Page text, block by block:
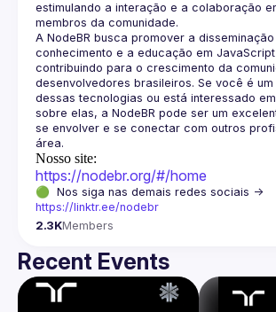
estimulando a interação e a colaboração
A NodeBR busca promover a
conhecimento e a educação em
contribuindo para o crescimento da
desenvolvedores brasileiros. Se você é um
dessas tecnologias ou está interessado
sobre elas, a NodeBR pode ser um
se envolver e se conectar com outros
Nosso site:
https://nodebr.org/#/home
https://linktr.ee/nodebr
2.3KMembers
Recent Events